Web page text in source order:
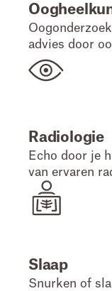
advies door
Radiologie
Echo door je
van ervaren
Slaap
Snurken of